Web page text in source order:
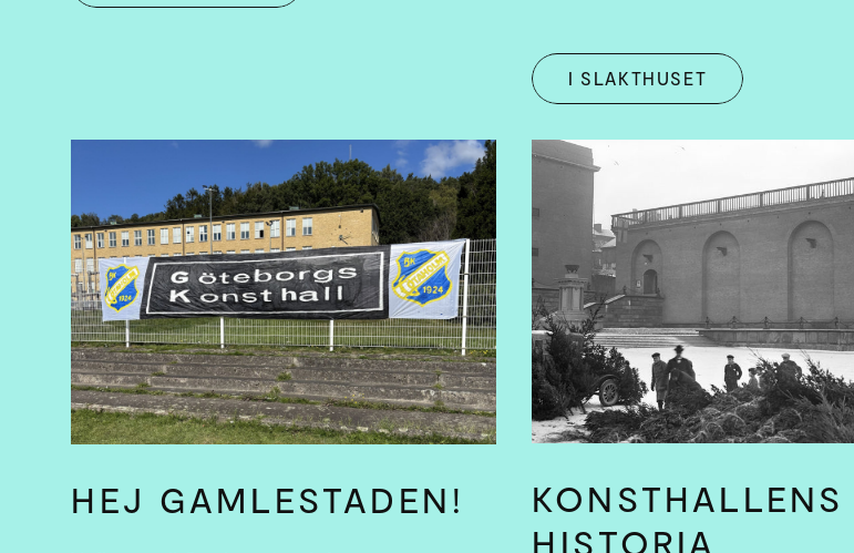
I SLAKTHUSET
HEJ GAMLE­STADEN!
KONSTHALLENS
HISTORIA